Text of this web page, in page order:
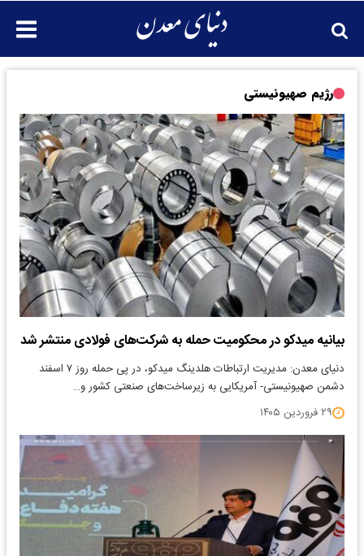
رژیم صهیونیستی
بیانیه میدکو در محکومیت حمله به شرکت‌های فولادی منتشر شد
دنیای معدن: مدیریت ارتباطات هلدینگ میدکو، در پی حمله روز ۷ اسفند
دشمن صهیونیستی- آمریکایی به زیر‌ساخت‌های صنعتی کشور و…
۲۹ فروردین ۱۴۰۵